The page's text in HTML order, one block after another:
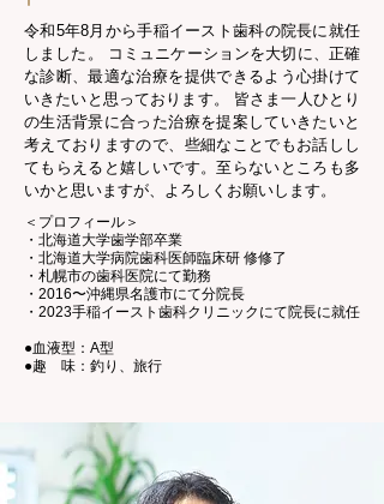
令和5年8月から手稲イースト歯科の院長に就任
しました。 コミュニケーションを大切に、正確
な診断、最適な治療を提供できるよう心掛けて
いきたいと思っております。 皆さま一人ひとり
の生活背景に合った治療を提案していきたいと
考えておりますので、些細なことでもお話しし
てもらえると嬉しいです。至らないところも多
いかと思いますが、よろしくお願いします。
＜プロフィール＞
・北海道大学歯学部卒業
・北海道大学病院歯科医師臨床研 修修了
・札幌市の歯科医院にて勤務
・2016〜沖縄県名護市にて分院長
・2023手稲イースト歯科クリニックにて院長に就任
●血液型：A型
●趣 味：釣り、旅行